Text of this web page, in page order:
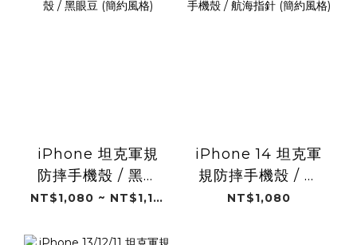
iPhone 坦克軍規
防摔手機殼 / 黑眼
豆 (簡約風格)
NT$1,080 ~ NT$1,180
iPhone 14 坦克軍
規防摔手機殼 / 航
海指針 (簡約風格)
NT$1,080